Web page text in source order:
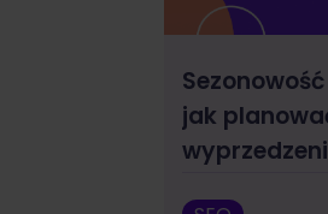
jak